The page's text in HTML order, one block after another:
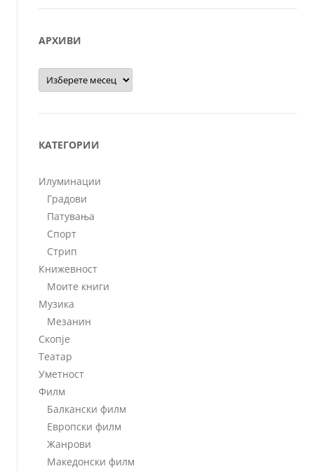
АРХИВИ
Архиви
КАТЕГОРИИ
Илуминации
Градови
Патувања
Спорт
Стрип
Книжевност
Моите книги
Музика
Мезанин
Скопје
Театар
Уметност
Филм
Балкански филм
Европски филм
Жанрови
Македонски филм